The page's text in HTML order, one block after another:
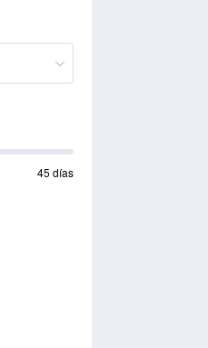
45 días